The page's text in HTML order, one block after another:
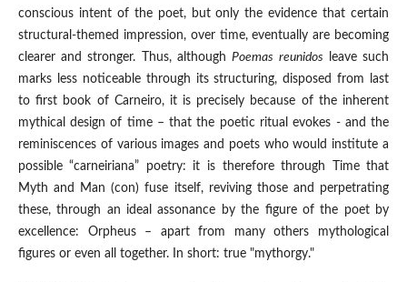
conscious intent of the poet, but only the evidence that certain
structural-themed impression, over time, eventually are becoming
clearer and stronger. Thus, althoughPoemas reunidos leave such
marks less noticeable through its structuring, disposed from last
to first book of Carneiro, it is precisely because of the inherent
mythical design of time – that the poetic ritual evokes - and the
reminiscences of various images and poets who would institute a
possible “carneiriana” poetry: it is therefore through Time that
Myth and Man (con) fuse itself, reviving those and perpetrating
these, through an ideal assonance by the figure of the poet by
excellence: Orpheus – apart from many others mythological
figures or even all together. In short: true "mythorgy."